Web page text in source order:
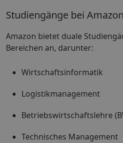
Studiengänge bei Amazon
Amazon bietet duale
Bereichen an, darunter:
Wirtschaftsinformatik
Logistikmanagement
Betriebswirtschaftslehre
Technisches Management